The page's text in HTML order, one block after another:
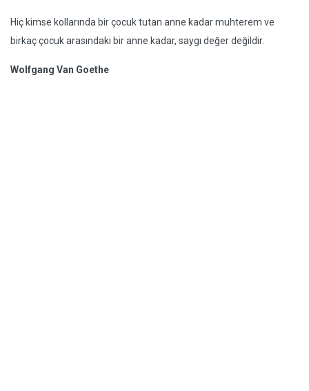
Hiç kimse kollarında bir çocuk tutan anne kadar muhterem ve
birkaç çocuk arasındaki bir anne kadar, saygı değer değildir.
Wolfgang Van Goethe